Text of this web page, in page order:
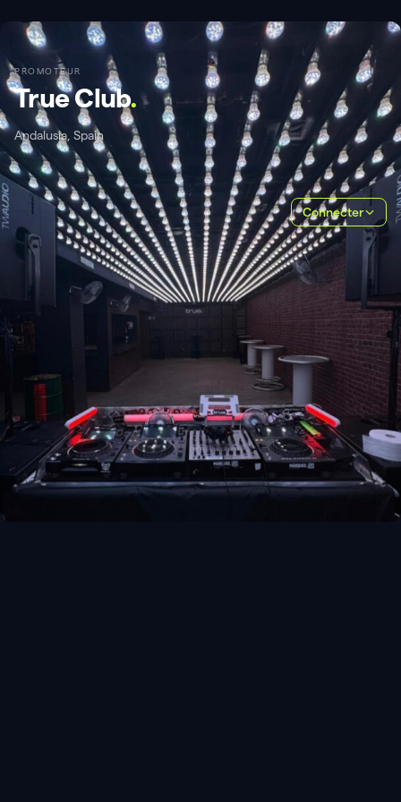
PROMOTEUR
True Club.
Andalusia, Spain
Connecter
True Club nace para crear un espacio de confluencia cultural
destinado a aquellas almas que exigen una calidad sonora, visual y
espacial, de la mano de una programación local, nacional e
internacional, y con el apoyo de artistas y sellos de renombre.
RÉSEAUX
Web Instagram